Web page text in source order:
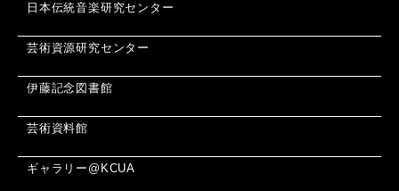
日本伝統音楽研究センター
芸術資源研究センター
伊藤記念図書館
芸術資料館
ギャラリー@KCUA